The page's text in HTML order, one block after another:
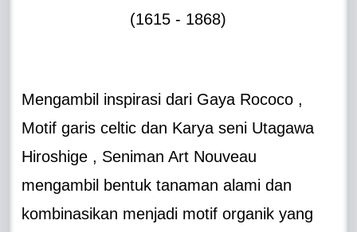
(1615 - 1868)
Mengambil inspirasi dari Gaya Rococo ,
Motif garis celtic dan Karya seni Utagawa
Hiroshige , Seniman Art Nouveau
mengambil bentuk tanaman alami dan
kombinasikan menjadi motif organik yang